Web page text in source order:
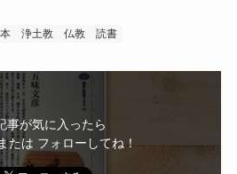
浄土教 仏教 読書
事が気に入ったら
たは フォローしてね！